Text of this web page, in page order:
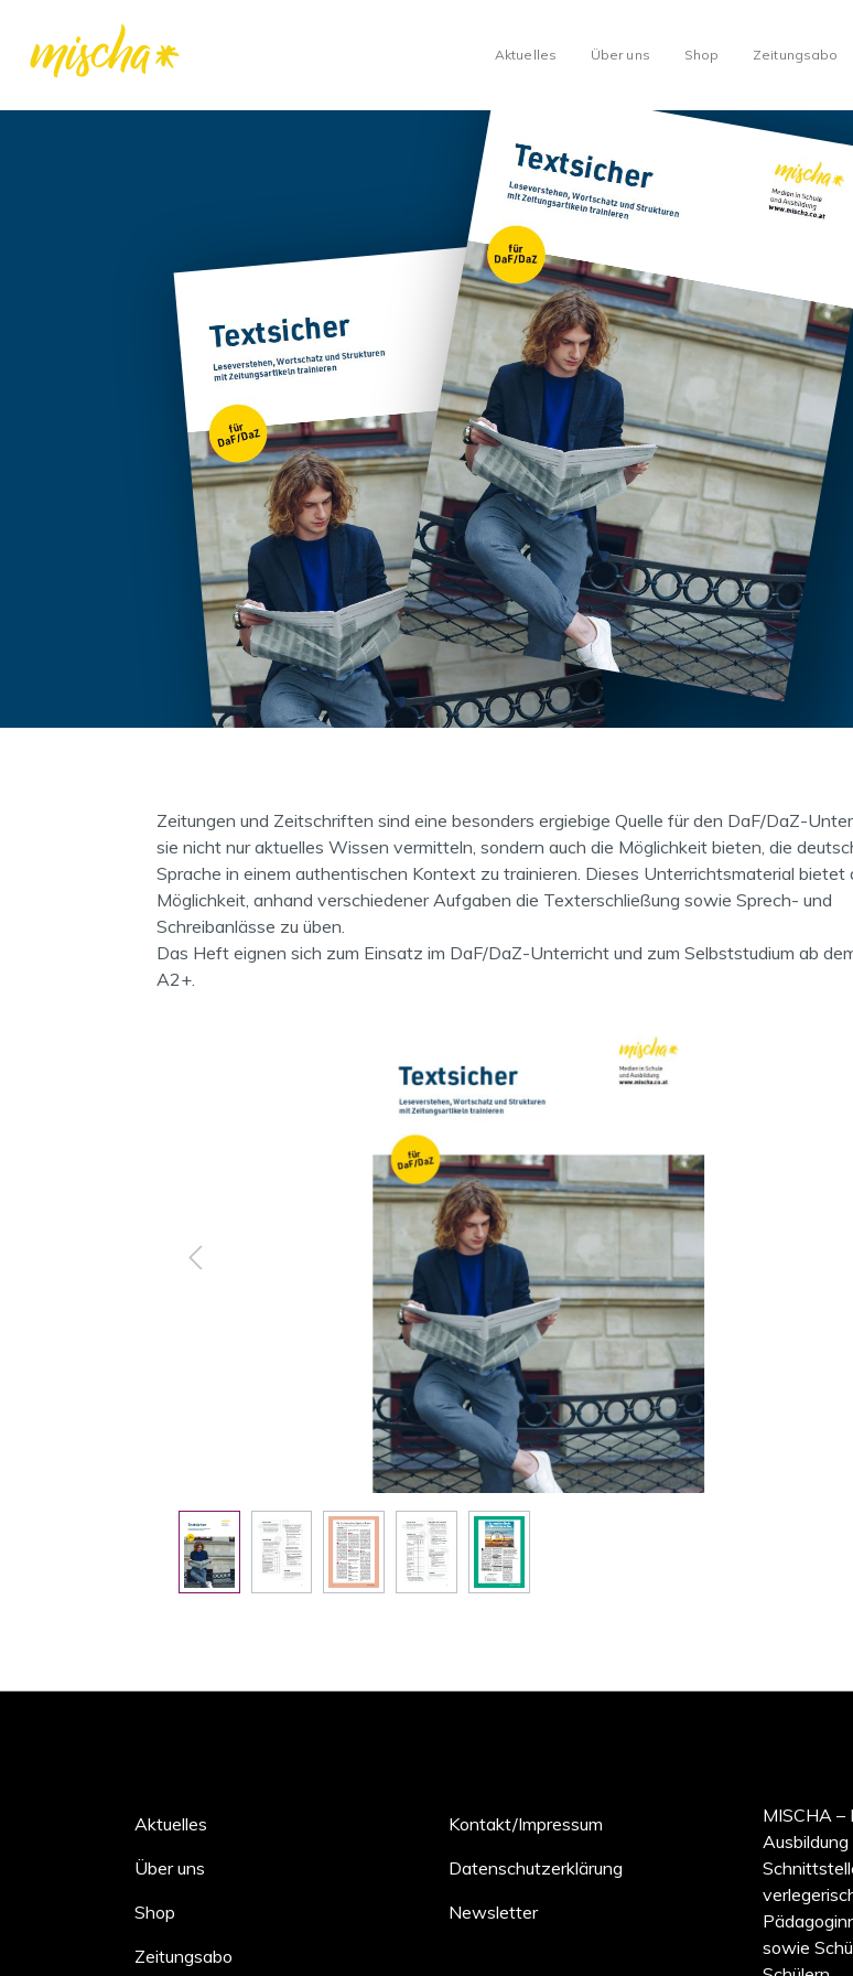
Aktuelles Über uns Shop Zeitungsabo
Zeitungen und Zeitschriften sind eine besonders ergiebige Quelle für den DaF/DaZ-
sie nicht nur aktuelles Wissen vermitteln, sondern auch die Möglichkeit bieten, die
Sprache in einem authentischen Kontext zu trainieren. Dieses Unterrichtsmaterial bietet
Möglichkeit, anhand verschiedener Aufgaben die Texterschließung sowie Sprech- und
Schreibanlässe zu üben.
Das Heft eignen sich zum Einsatz im DaF/DaZ-Unterricht und zum Selbststudium ab
A2+.
Aktuelles
Über uns
Shop
Zeitungsabo
Kontakt/Impressum
Datenschutzerklärung
Newsletter
MISCHA –
sowie